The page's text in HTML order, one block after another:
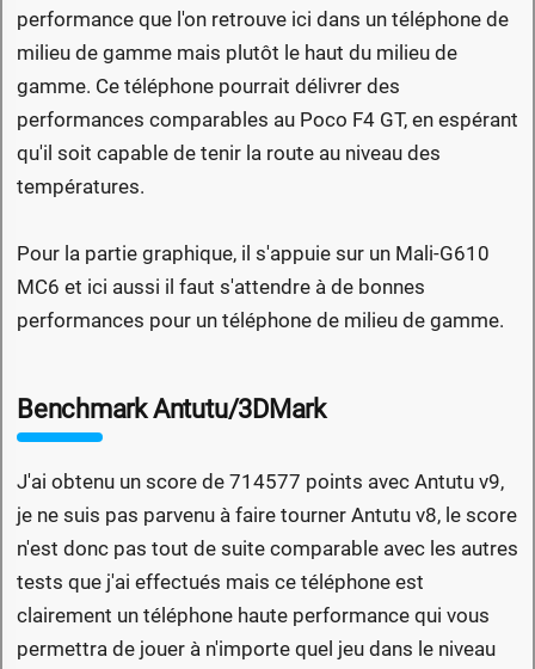
performance que l'on retrouve ici dans un téléphone de
milieu de gamme mais plutôt le haut du milieu de
gamme. Ce téléphone pourrait délivrer des
performances comparables au Poco F4 GT, en espérant
qu'il soit capable de tenir la route au niveau des
températures.
Pour la partie graphique, il s'appuie sur un Mali-G610
MC6 et ici aussi il faut s'attendre à de bonnes
performances pour un téléphone de milieu de gamme.
Benchmark Antutu/3DMark
J'ai obtenu un score de 714577 points avec Antutu v9,
je ne suis pas parvenu à faire tourner Antutu v8, le score
n'est donc pas tout de suite comparable avec les autres
tests que j'ai effectués mais ce téléphone est
clairement un téléphone haute performance qui vous
permettra de jouer à n'importe quel jeu dans le niveau